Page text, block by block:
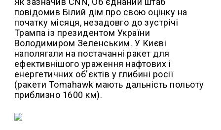
повідомив Білий дім про свою оцінку на
початку місяця, незадовго до зустрічі
Трампа із президентом України
Володимиром Зеленським. У Києві
наполягали на постачанні ракет для
ефективнішого ураження нафтових і
енергетичних об'єктів у глибині росії
(ракети Tomahawk мають дальність польоту
приблизно 1600 км).